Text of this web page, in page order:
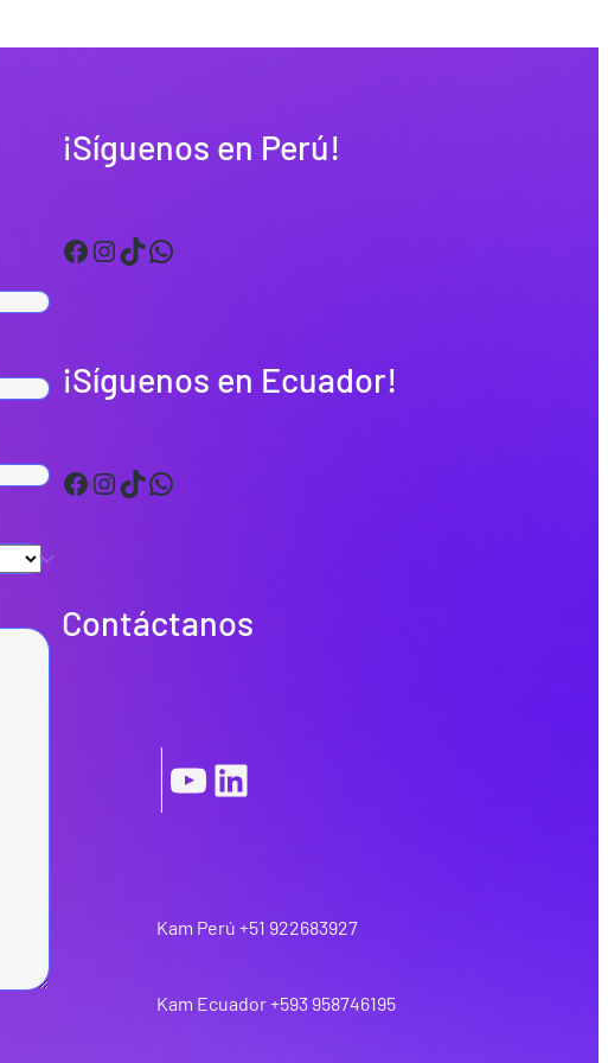
¡Síguenos en Perú!
Facebook InstagramTikTok WhatsApp
¡Síguenos en Ecuador!
Facebook InstagramTikTok WhatsApp
Contáctanos
YouTube LinkedIn
Kam Perú +51 922683927
Kam Ecuador +593 958746195